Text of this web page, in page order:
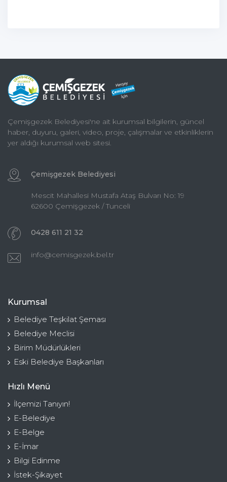
Çemişgezek Belediyesi'ne ait kurumsal bilgilerin, güncel
haber, duyuru, galeri, video, proje, çalışmalar ve etkinliklerin
yer aldığı kurumsal web sitesi.
Çemişgezek Belediyesi
Mescit Mahallesi Mustafa Ataş Bulvarı No: 19
62600 Çemişgezek / Tunceli
0428 611 21 32
info@cemisgezek.bel.tr
Kurumsal
Belediye Teşkilat Şeması
Belediye Meclisi
Birim Müdürlükleri
Eski Belediye Başkanları
Hızlı Menü
İlçemizi Tanıyın!
E-Belediye
E-Belge
E-İmar
Bilgi Edinme
İstek-Şikayet